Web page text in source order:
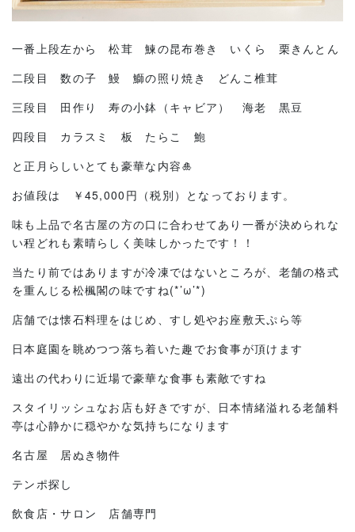
一番上段左から 松茸 鰊の昆布巻き いくら 栗きんとん
二段目 数の子 鰻 鰤の照り焼き どんこ椎茸
三段目 田作り 寿の小鉢（キャビア） 海老 黒豆
四段目 カラスミ 板 たらこ 鮑
と正月らしいとても豪華な内容🎍
お値段は ￥45,000円（税別）となっております。
味も上品で名古屋の方の口に合わせてあり一番が決められな
い程どれも素晴らしく美味しかったです！！
当たり前ではありますが冷凍ではないところが、老舗の格式
を重んじる松楓閣の味ですね(*’ω’*)
店舗では懐石料理をはじめ、すし処やお座敷天ぷら等
日本庭園を眺めつつ落ち着いた趣でお食事が頂けます
遠出の代わりに近場で豪華な食事も素敵ですね
スタイリッシュなお店も好きですが、日本情緒溢れる老舗料
亭は心静かに穏やかな気持ちになります
名古屋 居ぬき物件
テンポ探し
飲食店・サロン 店舗専門